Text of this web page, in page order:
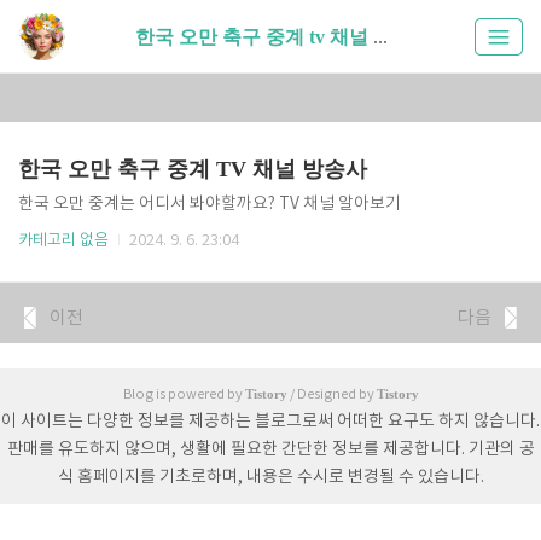
한국 오만 축구 중계 tv 채널 방송사 (1)
한국 오만 축구 중계 TV 채널 방송사
한국 오만 중계는 어디서 봐야할까요? TV 채널 알아보기
카테고리 없음 2024. 9. 6. 23:04
이전 다음
Blog is powered byTistory / Designed byTistory
이 사이트는 다양한 정보를 제공하는 블로그로써 어떠한 요구도 하지 않습니다.
판매를 유도하지 않으며, 생활에 필요한 간단한 정보를 제공합니다. 기관의 공
식 홈페이지를 기초로하며, 내용은 수시로 변경될 수 있습니다.